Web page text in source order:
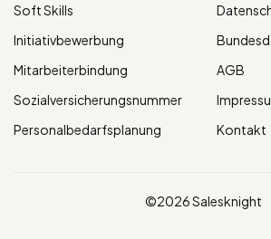
Soft Skills
Initiativbewerbung
Mitarbeiterbindung
Sozialversicherungsnummer
Personalbedarfsplanung
AGB
Kontakt
©2026 Salesknight